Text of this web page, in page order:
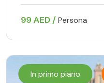
99 AED / Persona
In primo piano